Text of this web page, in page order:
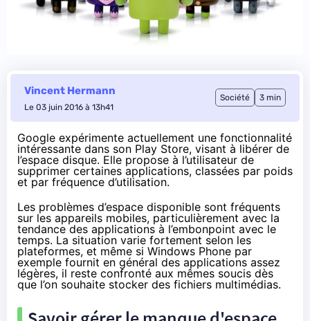
Vincent Hermann
Le 03 juin 2016 à 13h41
Société 3 min
Google expérimente actuellement une fonctionnalité
intéressante dans son Play Store, visant à libérer de
l’espace disque. Elle propose à l’utilisateur de
supprimer certaines applications, classées par poids
et par fréquence d’utilisation.
Les problèmes d’espace disponible sont fréquents
sur les appareils mobiles, particulièrement avec la
tendance des applications à l’embonpoint avec le
temps. La situation varie fortement selon les
plateformes, et même si Windows Phone par
exemple fournit en général des applications assez
légères, il reste confronté aux mêmes soucis dès
que l’on souhaite stocker des fichiers multimédias.